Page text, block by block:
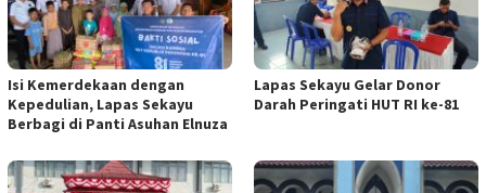
Isi Kemerdekaan dengan
Kepedulian, Lapas Sekayu
Berbagi di Panti Asuhan Elnuza
Lapas Sekayu Gelar Donor
Darah Peringati HUT RI ke-81